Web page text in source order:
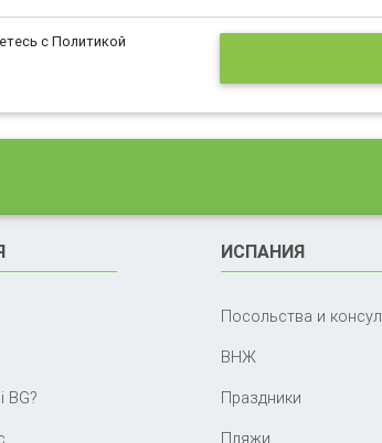
с Политикой
BG?
ИСПАНИЯ
Посольства и
ВНЖ
Праздники
Пляжи